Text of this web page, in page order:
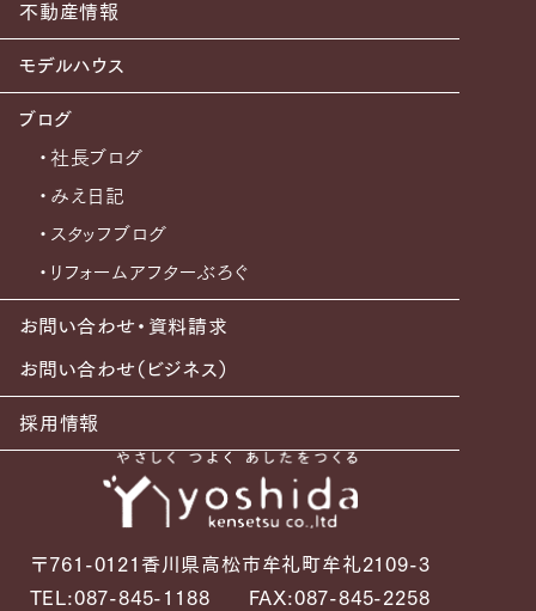
不動産情報
モデルハウス
ブログ
・社長ブログ
・みえ日記
・スタッフブログ
・リフォームアフターぶろぐ
お問い合わせ・資料請求
お問い合わせ（ビジネス）
採用情報
〒761-0121香川県高松市牟礼町牟礼2109-3
TEL:087-845-1188
FAX:087-845-2258